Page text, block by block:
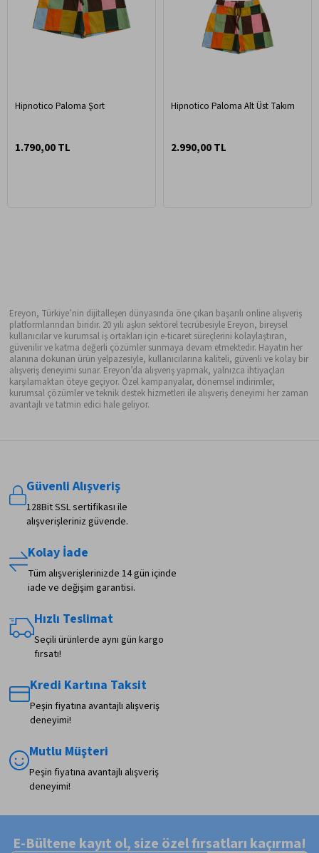
Hipnotico Paloma Şort
1.790,00 TL
Hipnotico Paloma Alt Üst Takım
2.990,00 TL
Ereyon, Türkiye’nin dijitalleşen dünyasında öne çıkan başarılı online alışveriş
platformlarından biridir. 20 yılı aşkın sektörel tecrübesiyle Ereyon, bireysel
kullanıcılar ve kurumsal iş ortakları için e-ticaret süreçlerini kolaylaştıran,
güvenilir ve katma değerli çözümler sunmaya devam etmektedir. Hayatın her
alanına dokunan ürün yelpazesiyle, kullanıcılarına kaliteli, güvenli ve kolay bir
alışveriş deneyimi sunar. Ereyon’da alışveriş yapmak, yalnızca ihtiyaçları
karşılamaktan öteye geçiyor. Özel kampanyalar, dönemsel indirimler,
kurumsal çözümler ve teknik destek hizmetleri ile alışveriş deneyimi her zaman
avantajlı ve tatmin edici hale geliyor.
Güvenli Alışveriş
128Bit SSL sertifikası ile
alışverişleriniz güvende.
Kolay İade
Tüm alışverişlerinizde 14 gün içinde
iade ve değişim garantisi.
Hızlı Teslimat
Seçili ürünlerde aynı gün kargo
fırsatı!
Kredi Kartına Taksit
Peşin fiyatına avantajlı alışveriş
deneyimi!
Mutlu Müşteri
Peşin fiyatına avantajlı alışveriş
deneyimi!
E-Bültene kayıt ol, size özel fırsatları kaçırma!